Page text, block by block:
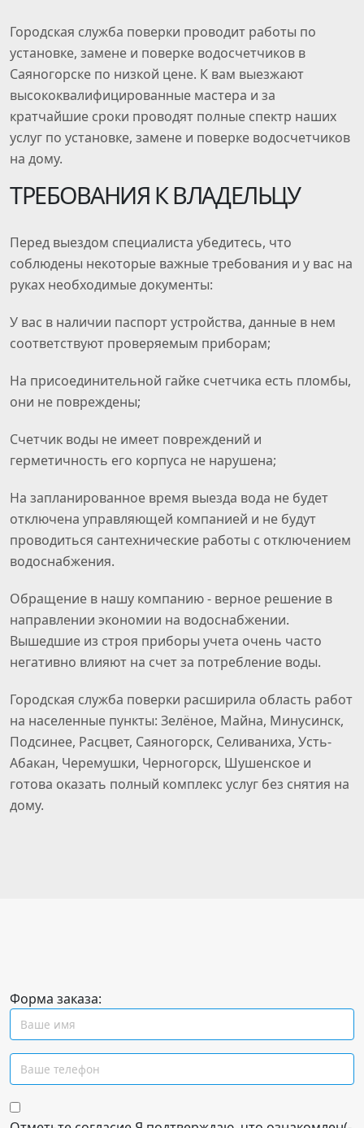
Городская служба поверки проводит работы по
установке, замене и поверке водосчетчиков в
Саяногорске по низкой цене. К вам выезжают
высококвалифицированные мастера и за
кратчайшие сроки проводят полные спектр наших
услуг по установке, замене и поверке водосчетчиков
на дому.
ТРЕБОВАНИЯ К ВЛАДЕЛЬЦУ
Перед выездом специалиста убедитесь, что
соблюдены некоторые важные требования и у вас на
руках необходимые документы:
У вас в наличии паспорт устройства, данные в нем
соответствуют проверяемым приборам;
На присоединительной гайке счетчика есть пломбы,
они не повреждены;
Счетчик воды не имеет повреждений и
герметичность его корпуса не нарушена;
На запланированное время выезда вода не будет
отключена управляющей компанией и не будут
проводиться сантехнические работы с отключением
водоснабжения.
Обращение в нашу компанию - верное решение в
направлении экономии на водоснабжении.
Вышедшие из строя приборы учета очень часто
негативно влияют на счет за потребление воды.
Городская служба поверки расширила область работ
на населенные пункты: Зелёное, Майна, Минусинск,
Подсинее, Расцвет, Саяногорск, Селиваниха, Усть-
Абакан, Черемушки, Черногорск, Шушенское и
готова оказать полный комплекс услуг без снятия на
дому.
Форма заказа: